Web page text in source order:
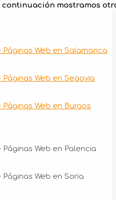
continuación mostramos
Páginas Web en Salamanca
Páginas Web en Segovia
Páginas Web en Burgos
Páginas Web en Palencia
Páginas Web en Soria